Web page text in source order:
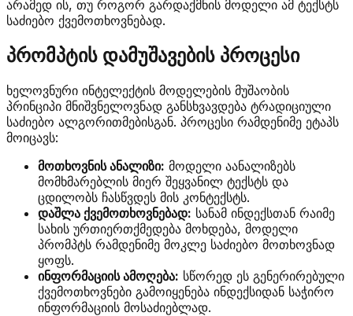
არამედ ის, თუ როგორ გარდაქმნის მოდელი ამ ტექსტს
საძიებო ქვემოთხოვნებად.
პრომპტის დამუშავების პროცესი
ხელოვნური ინტელექტის მოდელების მუშაობის
პრინციპი მნიშვნელოვნად განსხვავდება ტრადიციული
საძიებო ალგორითმებისგან. პროცესი რამდენიმე ეტაპს
მოიცავს:
მოთხოვნის ანალიზი: მოდელი აანალიზებს
მომხმარებლის მიერ შეყვანილ ტექსტს და
ცდილობს ჩასწვდეს მის კონტექსტს.
დაშლა ქვემოთხოვნებად: სანამ ინდექსთან რაიმე
სახის ურთიერთქმედება მოხდება, მოდელი
პრომპტს რამდენიმე მოკლე საძიებო მოთხოვნად
ყოფს.
ინფორმაციის ამოღება: სწორედ ეს გენერირებული
ქვემოთხოვნები გამოიყენება ინდექსიდან საჭირო
ინფორმაციის მოსაძიებლად.